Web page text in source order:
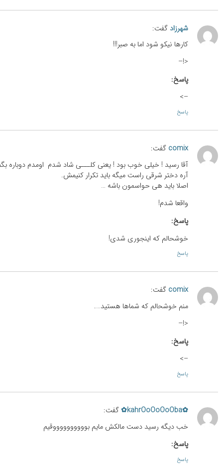
شهرزاد گفت:
کارها نیکو شود اما به صبر!!!
<!–
پاسخ:
–>
پاسخ
comix گفت:
آقا رسید ! خیلی خوب بود ! یعنی کلـــی شاد شدم اومدم دوباره
آره دختر شرقی راست میگه باید تکرار کنیمش.
اصلا باید هی حواسمون باشه …
واقعا شدم!
پاسخ:
خوشحالم که اینجوری شدی!
پاسخ
comix گفت:
منم خوشحالم که شماها هستید….
<!–
پاسخ:
–>
پاسخ
✿kahrOoOoOoOba✿ گفت:
خب دیگه رسید دست مالکش مایم بووووووووووقیم
پاسخ:
پاسخ